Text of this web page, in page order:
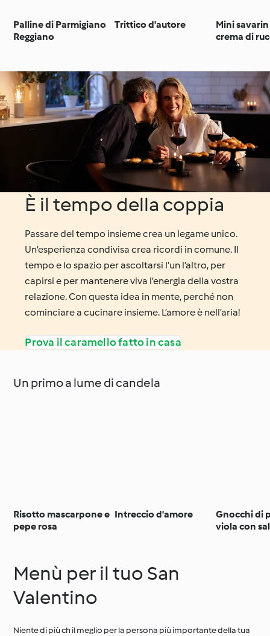
Palline di Parmigiano
Reggiano
Trittico d'autore
Mini
crema di
È il tempo della coppia
Passare del tempo insieme crea un legame unico.
Un’esperienza condivisa crea ricordi in comune. Il
tempo e lo spazio per ascoltarsi l’un l’altro, per
capirsi e per mantenere viva l’energia della vostra
relazione. Con questa idea in mente, perché non
cominciare a cucinare insieme. L’amore è nell’aria!
Prova il caramello fatto in casa
Un primo a lume di candela
Risotto mascarpone e
pepe rosa
Intreccio d'amore
Gnocchi di
viola con
Menù per il tuo San
Valentino
Niente di più ch il meglio per la persona più importante della tua